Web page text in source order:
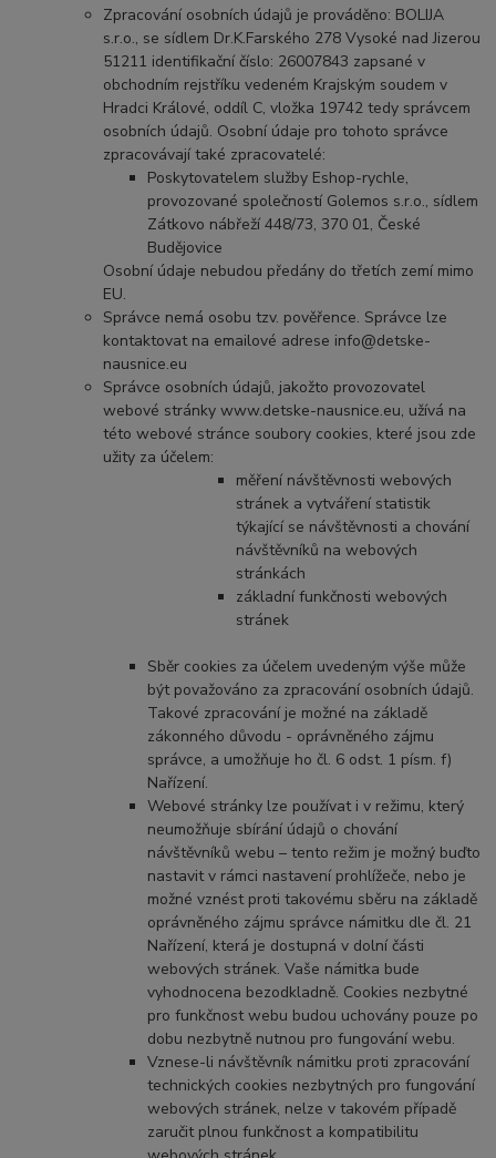
Zpracování osobních údajů je prováděno: BOLIJA
s.r.o., se sídlem Dr.K.Farského 278 Vysoké nad Jizerou
51211 identifikační číslo: 26007843 zapsané v
obchodním rejstříku vedeném Krajským soudem v
Hradci Králové, oddíl C, vložka 19742 tedy správcem
osobních údajů. Osobní údaje pro tohoto správce
zpracovávají také zpracovatelé:
Poskytovatelem služby Eshop-rychle,
provozované společností Golemos s.r.o., sídlem
Zátkovo nábřeží 448/73, 370 01, České
Budějovice
Osobní údaje nebudou předány do třetích zemí mimo
EU.
Správce nemá osobu tzv. pověřence. Správce lze
kontaktovat na emailové adrese info@detske-
nausnice.eu
Správce osobních údajů, jakožto provozovatel
webové stránky www.detske-nausnice.eu, užívá na
této webové stránce soubory cookies, které jsou zde
užity za účelem:
měření návštěvnosti webových
stránek a vytváření statistik
týkající se návštěvnosti a chování
návštěvníků na webových
stránkách
základní funkčnosti webových
stránek
Sběr cookies za účelem uvedeným výše může
být považováno za zpracování osobních údajů.
Takové zpracování je možné na základě
zákonného důvodu - oprávněného zájmu
správce, a umožňuje ho čl. 6 odst. 1 písm. f)
Nařízení.
Webové stránky lze používat i v režimu, který
neumožňuje sbírání údajů o chování
návštěvníků webu – tento režim je možný buďto
nastavit v rámci nastavení prohlížeče, nebo je
možné vznést proti takovému sběru na základě
oprávněného zájmu správce námitku dle čl. 21
Nařízení, která je dostupná v dolní části
webových stránek. Vaše námitka bude
vyhodnocena bezodkladně. Cookies nezbytné
pro funkčnost webu budou uchovány pouze po
dobu nezbytně nutnou pro fungování webu.
Vznese-li návštěvník námitku proti zpracování
technických cookies nezbytných pro fungování
webových stránek, nelze v takovém případě
zaručit plnou funkčnost a kompatibilitu